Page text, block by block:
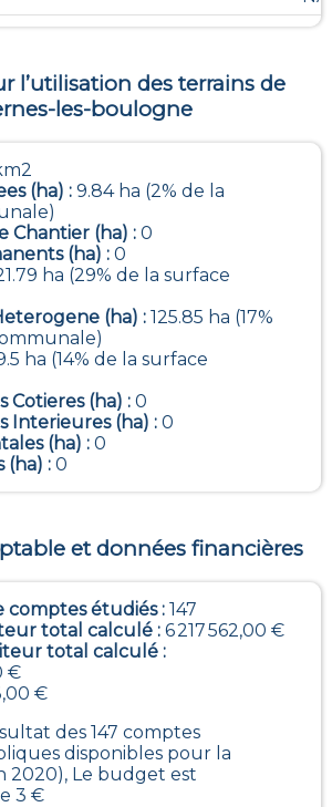
l’utilisation des terrains de
les-boulogne
(ha) : 9.84 ha (2% de la
Chantier (ha) : 0
(ha) : 0
ha (29% de la surface
(ha) : 125.85 ha (17%
ha (14% de la surface
Cotieres (ha) : 0
Interieures (ha) : 0
(ha) : 0
(ha) : 0
et données financières
comptes étudiés : 147
total calculé : 6 217 562,00 €
total calculé :
€
€
des 147 comptes
disponibles pour la
2020), Le budget est
3 €